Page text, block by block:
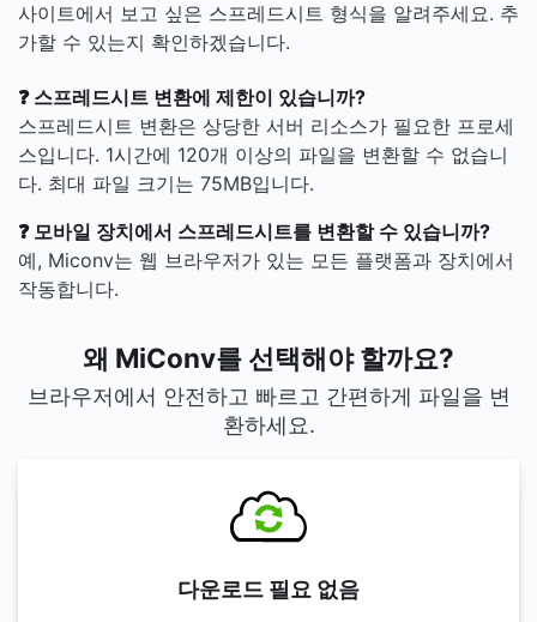
사이트에서 보고 싶은 스프레드시트 형식을 알려주세요. 추
가할 수 있는지 확인하겠습니다.
❓ 스프레드시트 변환에 제한이 있습니까?
스프레드시트 변환은 상당한 서버 리소스가 필요한 프로세
스입니다. 1시간에 120개 이상의 파일을 변환할 수 없습니
다. 최대 파일 크기는 75MB입니다.
❓ 모바일 장치에서 스프레드시트를 변환할 수 있습니까?
예, Miconv는 웹 브라우저가 있는 모든 플랫폼과 장치에서
작동합니다.
왜 MiConv를 선택해야 할까요?
브라우저에서 안전하고 빠르고 간편하게 파일을 변
환하세요.
다운로드 필요 없음